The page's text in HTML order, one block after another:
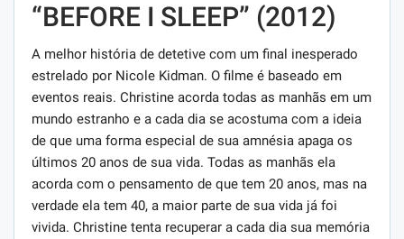
“BEFORE I SLEEP” (2012)
A melhor história de detetive com um final inesperado
estrelado por Nicole Kidman. O filme é baseado em
eventos reais. Christine acorda todas as manhãs em um
mundo estranho e a cada dia se acostuma com a ideia
de que uma forma especial de sua amnésia apaga os
últimos 20 anos de sua vida. Todas as manhãs ela
acorda com o pensamento de que tem 20 anos, mas na
verdade ela tem 40, a maior parte de sua vida já foi
vivida. Christine tenta recuperar a cada dia sua memória